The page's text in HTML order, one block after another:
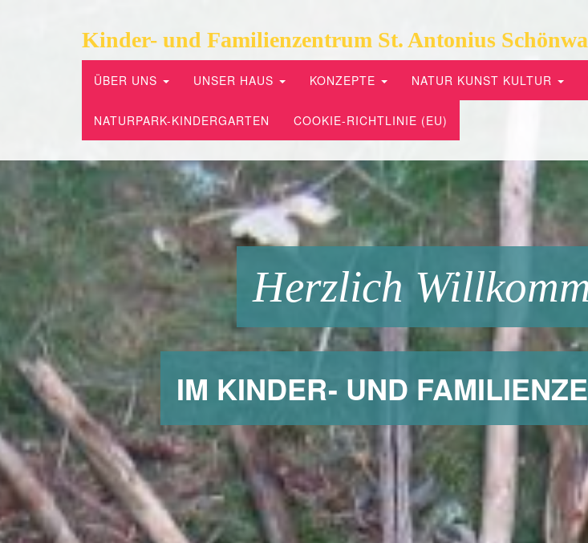
Kinder- und Familienzentrum St. Antonius
ÜBER UNS UNSER HAUS KONZEPTE NATUR KUNST KULTUR
NATURPARK-KINDERGARTEN COOKIE-RICHTLINIE (EU)
Herzlich
IM KINDER- UND